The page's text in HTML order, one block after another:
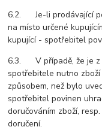
6.2. Je-li prodávající
na místo určené
kupující - spotřebitel
6.3. V případě, že je z
spotřebitele nutno
způsobem, než bylo
spotřebitel povinen
doručováním zboží,
doručení.